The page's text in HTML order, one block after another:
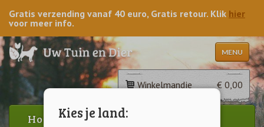
Kies je land:
Gratis verzending vanaf 40 euro, Gratis retour. Klik hier
voor meer info.
MENU
Winkelmandje € 0,00
Home